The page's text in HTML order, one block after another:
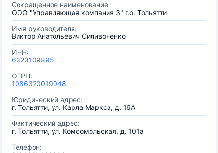
Сокращенное наименование:
ООО "Управляющая компания 3" г.о. Тольятти
Имя руководителя:
Виктор Анатольевич Силивоненко
ИНН:
6323109895
ОГРН:
1086320019048
Юридический адрес:
г. Тольятти, ул. Карла Маркса, д. 16А
Фактический адрес:
г. Тольятти, ул. Комсомольская, д. 101а
Телефон: